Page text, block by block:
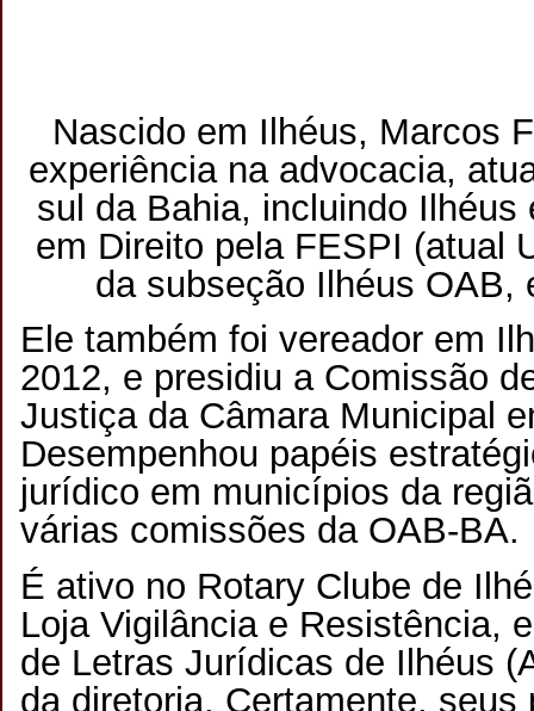
Nascido em Ilhéus, Marcos
experiência na advocacia,
sul da Bahia, incluindo Ilhéus
em Direito pela FESPI (atual
da subseção Ilhéus OAB,
Ele também foi vereador em
2012, e presidiu a Comissão
Justiça da Câmara Municipal
Desempenhou papéis
jurídico em municípios da
várias comissões da OAB-BA.
É ativo no Rotary Clube de
Loja Vigilância e Resistência,
de Letras Jurídicas de Ilhéus
da diretoria. Certamente, seus